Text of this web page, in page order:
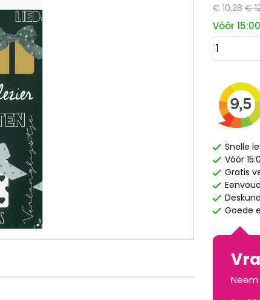
€ 10,28 €
Vóór
Snelle
Vóór
Gratis
Goede